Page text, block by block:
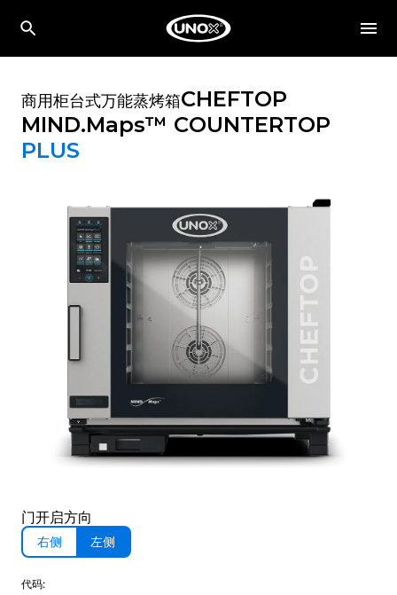
商用柜台式万能蒸烤箱CHEFTOP
MIND.Maps™ COUNTERTOP
PLUS
门开启方向
右侧 左侧
代码: